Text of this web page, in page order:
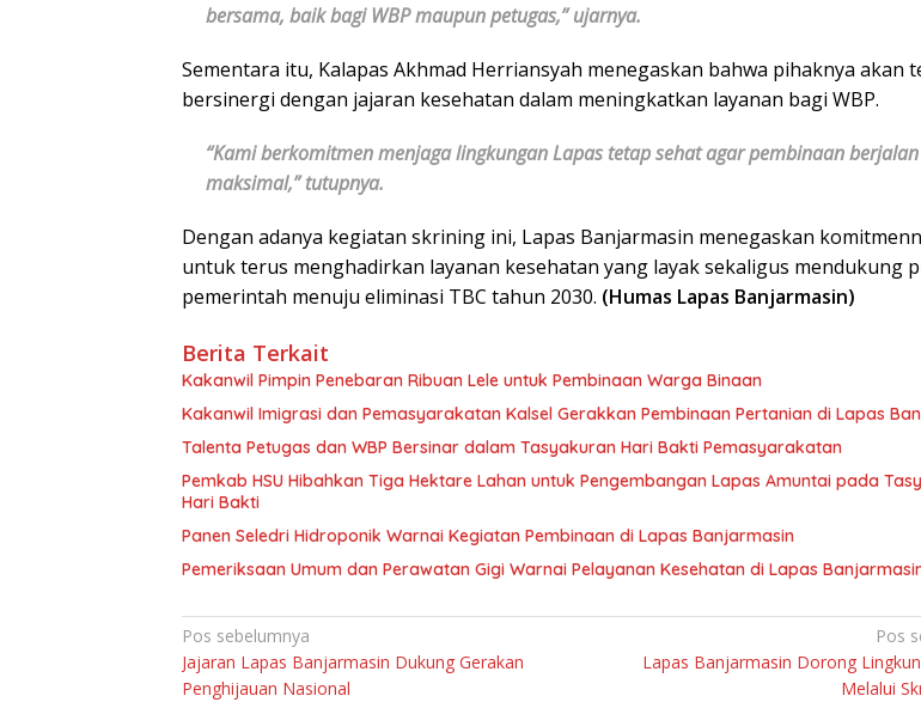
bersama, baik bagi WBP maupun petugas,” ujarnya.
Sementara itu, Kalapas Akhmad Herriansyah menegaskan bahwa pihaknya akan
bersinergi dengan jajaran kesehatan dalam meningkatkan layanan bagi WBP.
“Kami berkomitmen menjaga lingkungan Lapas tetap sehat agar pembinaan berjalan
maksimal,” tutupnya.
Dengan adanya kegiatan skrining ini, Lapas Banjarmasin menegaskan
untuk terus menghadirkan layanan kesehatan yang layak sekaligus mendukung
pemerintah menuju eliminasi TBC tahun 2030. (Humas Lapas Banjarmasin)
Berita Terkait
Kakanwil Pimpin Penebaran Ribuan Lele untuk Pembinaan Warga Binaan
Kakanwil Imigrasi dan Pemasyarakatan Kalsel Gerakkan Pembinaan Pertanian di Lapas
Talenta Petugas dan WBP Bersinar dalam Tasyakuran Hari Bakti Pemasyarakatan
Pemkab HSU Hibahkan Tiga Hektare Lahan untuk Pengembangan Lapas Amuntai pada
Hari Bakti
Panen Seledri Hidroponik Warnai Kegiatan Pembinaan di Lapas Banjarmasin
Pemeriksaan Umum dan Perawatan Gigi Warnai Pelayanan Kesehatan di Lapas
Navigasi
pos
Pos sebelumnya
Jajaran Lapas Banjarmasin Dukung Gerakan
Penghijauan Nasional
Pos
Lapas Banjarmasin Dorong
Melalui